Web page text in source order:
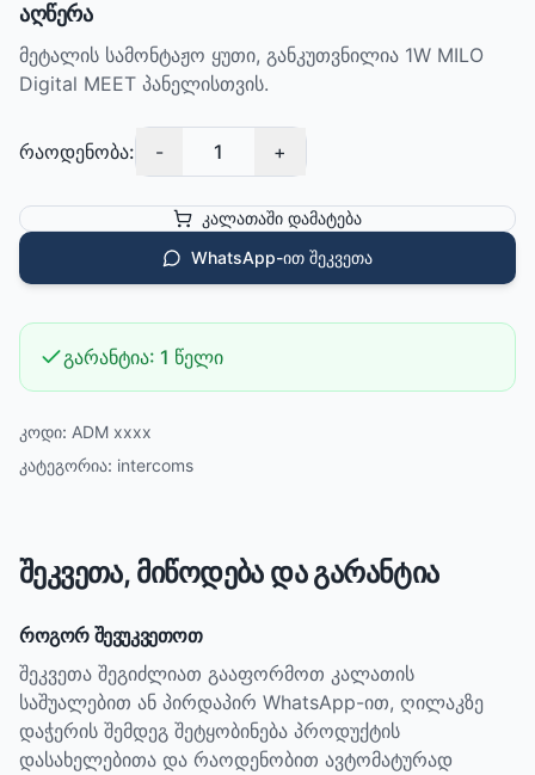
აღწერა
მეტალის სამონტაჟო ყუთი, განკუთვნილია 1W MILO
Digital MEET პანელისთვის.
რაოდენობა: - 1 +
კალათაში დამატება
WhatsApp-ით შეკვეთა
გარანტია: 1 წელი
კოდი: ADM xxxx
კატეგორია: intercoms
შეკვეთა, მიწოდება და გარანტია
როგორ შევუკვეთოთ
შეკვეთა შეგიძლიათ გააფორმოთ კალათის
საშუალებით ან პირდაპირ WhatsApp-ით, ღილაკზე
დაჭერის შემდეგ შეტყობინება პროდუქტის
დასახელებითა და რაოდენობით ავტომატურად